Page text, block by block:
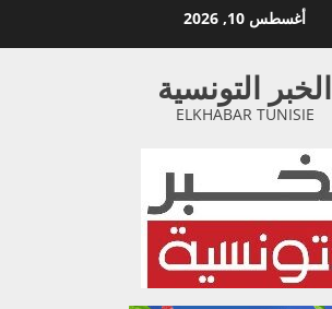
أغسطس 10, 2026
الخبر التونسية
ELKHABAR TUNISIE